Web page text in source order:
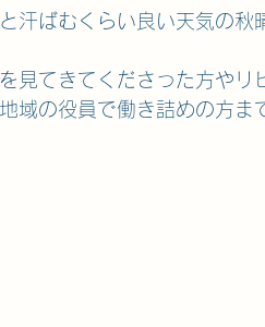
汗ばむくらい良い天気の秋
見てきてくださった方や
域の役員で働き詰めの方ま